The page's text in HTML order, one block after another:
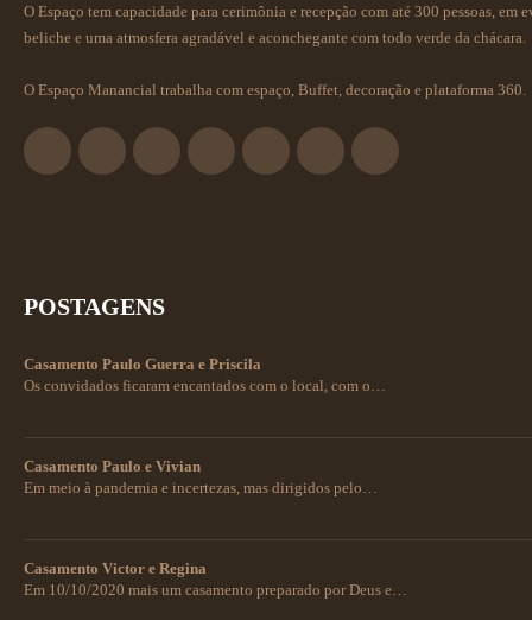
O Espaço tem capacidade para cerimônia e recepção com até 300 pessoas,
beliche e uma atmosfera agradável e aconchegante com todo verde da chácara.
O Espaço Manancial trabalha com espaço, Buffet, decoração e plataforma 360.
POSTAGENS
Casamento Paulo Guerra e Priscila
Os convidados ficaram encantados com o local, com o…
Casamento Paulo e Vivian
Em meio à pandemia e incertezas, mas dirigidos pelo…
Casamento Victor e Regina
Em 10/10/2020 mais um casamento preparado por Deus e…